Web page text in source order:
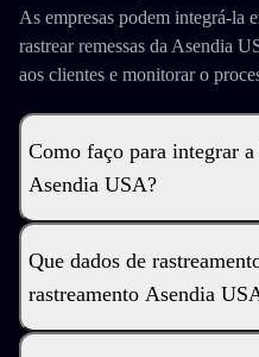
As empresas podem integrá-la
rastrear remessas da Asendia
aos clientes e monitorar o
Como faço para integrar
Asendia USA?
Que dados de
rastreamento Asendia